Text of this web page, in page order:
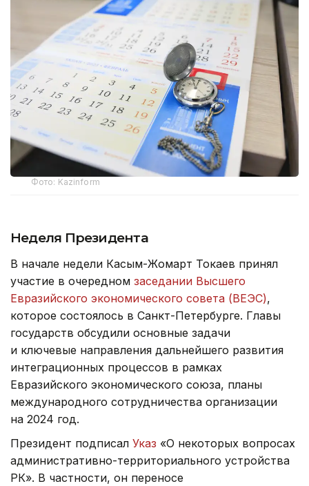
Фото: Kazinform
Неделя Президента
В начале недели Касым-Жомарт Токаев принял
участие в очередном заседании Высшего
Евразийского экономического совета (ВЕЭС),
которое состоялось в Санкт-Петербурге. Главы
государств обсудили основные задачи
и ключевые направления дальнейшего развития
интеграционных процессов в рамках
Евразийского экономического союза, планы
международного сотрудничества организации
на 2024 год.
Президент подписал Указ «О некоторых вопросах
административно-территориального устройства
РК». В частности, он переносе